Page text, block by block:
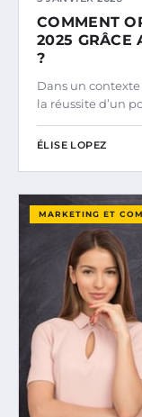
COMMENT
2025 GRÂCE
?
Dans un
la réussite d’un
ÉLISE LOPEZ
MARKETING ET